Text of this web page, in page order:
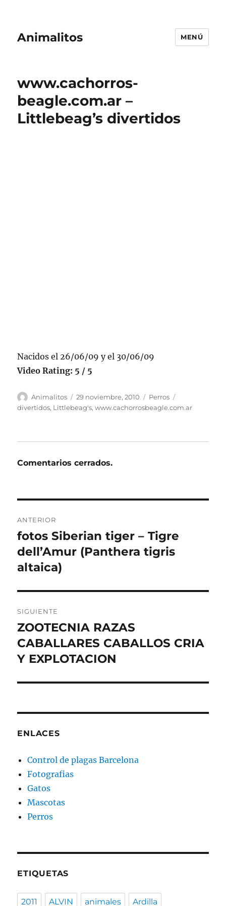
Animalitos MENÚ
www.cachorros-
beagle.com.ar –
Littlebeag’s divertidos
Nacidos el 26/06/09 y el 30/06/09
Video Rating: 5 / 5
Autor
Animalitos
Publicado
el
29 noviembre, 2010 Categorías
Perros
divertidos, Littlebeag's,www.cachorrosbeagle.com.ar
Comentarios cerrados.
de
entradas
ANTERIOR
Entrada
anterior:
fotos Siberian tiger – Tigre
dell’Amur (Panthera tigris
altaica)
SIGUIENTE
Entrada
siguiente:
ZOOTECNIA RAZAS
CABALLARES CABALLOS CRIA
Y EXPLOTACION
ENLACES
Control de plagas Barcelona
Fotografias
Gatos
Mascotas
Perros
ETIQUETAS
2011 ALVIN animales Ardilla